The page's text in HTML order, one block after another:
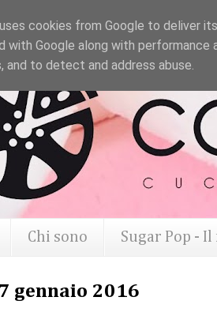
Chi sono Sugar Pop -
gennaio 2016
cookies from Google to deliver
with Google along with
and to detect and address abuse.